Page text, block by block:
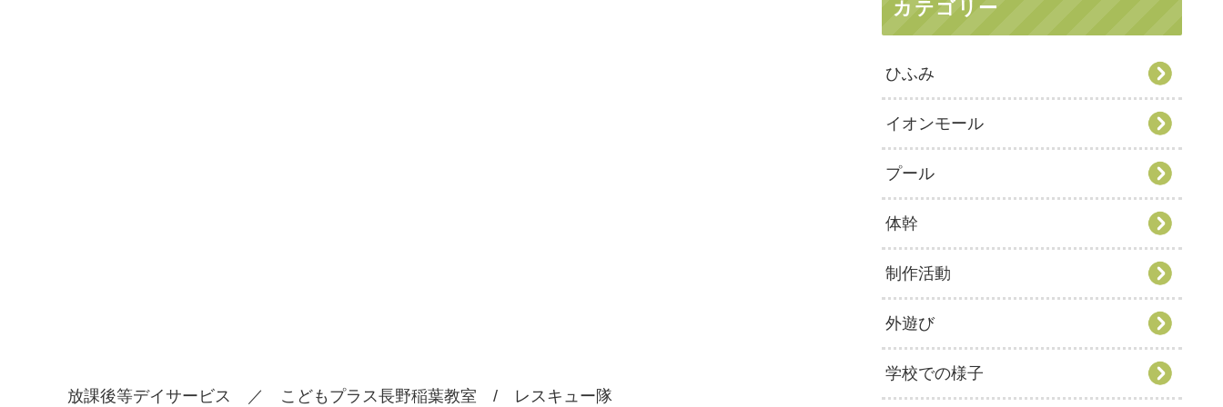
放課後等デイサービス ／ こどもプラス長野稲葉教室 / レスキュー隊
カテゴリー
ひふみ
イオンモール
プール
体幹
制作活動
外遊び
学校での様子